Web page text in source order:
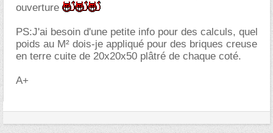
ouverture
PS:J'ai besoin d'une petite info pour des calculs, quel
poids au M² dois-je appliqué pour des briques creuse
en terre cuite de 20x20x50 plâtré de chaque coté.
A+